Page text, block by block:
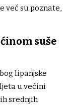
već su poznate,
suše
lipanjske
u većini
srednjih